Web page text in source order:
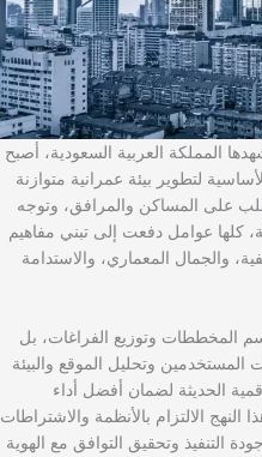
المملكة العربية السعودية، أصبح
لتطوير بيئة عمرانية متوازنة
على المساكن والمرافق، وتوجه
كلها عوامل دفعت إلى تبني مفاهيم
والجمال المعماري، والاستدامة
المخططات وتوزيع الفراغات، بل
المستخدمين وتحليل الموقع والبيئة
الحديثة لضمان أفضل أداء
الالتزام بالأنظمة والاشتراطات
التنفيذ وتحقيق التوافق مع الهوية